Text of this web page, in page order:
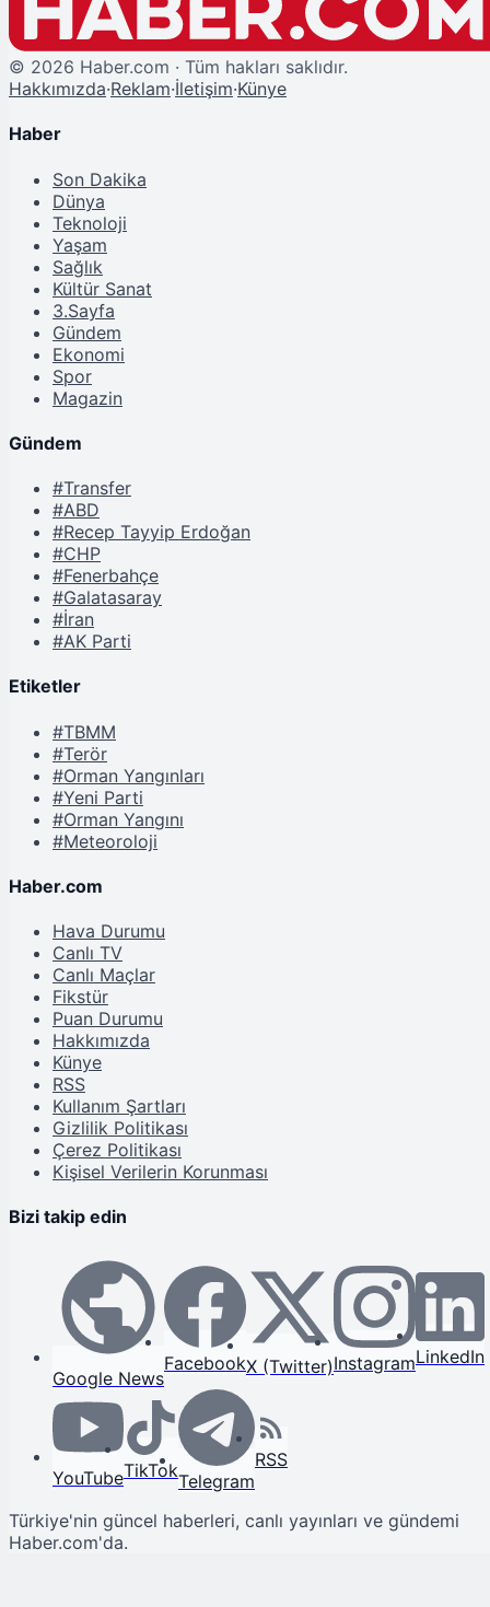
© 2026 Haber.com · Tüm hakları saklıdır.
Hakkımızda·Reklam·İletişim·Künye
Haber
Son Dakika
Dünya
Teknoloji
Yaşam
Sağlık
Kültür Sanat
3.Sayfa
Gündem
Ekonomi
Spor
Magazin
Gündem
#Transfer
#ABD
#Recep Tayyip Erdoğan
#CHP
#Fenerbahçe
#Galatasaray
#İran
#AK Parti
Etiketler
#TBMM
#Terör
#Orman Yangınları
#Yeni Parti
#Orman Yangını
#Meteoroloji
Haber.com
Hava Durumu
Canlı TV
Canlı Maçlar
Fikstür
Puan Durumu
Hakkımızda
Künye
RSS
Kullanım Şartları
Gizlilik Politikası
Çerez Politikası
Kişisel Verilerin Korunması
Bizi takip edin
Google News
FacebookX (Twitter)InstagramLinkedIn
YouTubeTikTokTelegram
RSS
Türkiye'nin güncel haberleri, canlı yayınları ve gündemi
Haber.com'da.